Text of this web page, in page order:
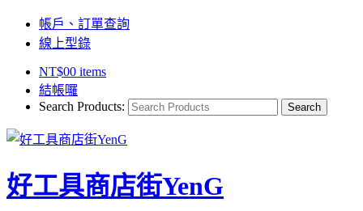
帳戶、訂單查詢
線上型錄
NT$00 items
結帳囉
Search Products:
好工具商店街YenG